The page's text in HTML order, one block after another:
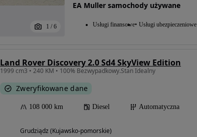
1 / 6
EA Muller samochody używane
Usługi finansowe Usługi ubezpieczeniowe
Land Rover Discovery 2.0 Sd4 SkyView Edition
1999 cm3 • 240 KM • 100% Bezwypadkowy.Stan Idealny
Zweryfikowane dane
108 000 km Diesel Automatyczna
Grudziądz (Kujawsko-pomorskie)